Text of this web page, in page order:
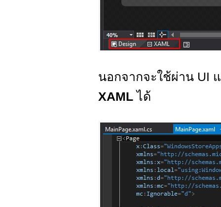
นอกจากจะใช้ผ่าน UI
XAMLได้